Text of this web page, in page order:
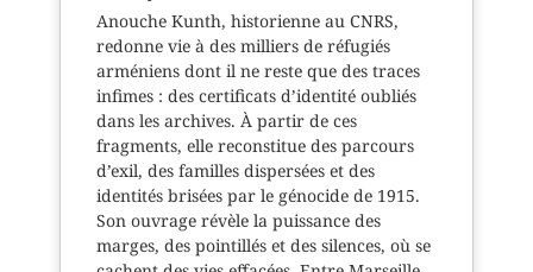
Anouche Kunth, historienne au CNRS,
redonne vie à des milliers de réfugiés
arméniens dont il ne reste que des traces
infimes : des certificats d’identité oubliés
dans les archives. À partir de ces
fragments, elle reconstitue des parcours
d’exil, des familles dispersées et des
identités brisées par le génocide de 1915.
Son ouvrage révèle la puissance des
marges, des pointillés et des silences, où se